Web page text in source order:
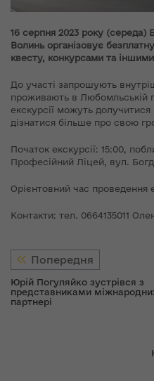
16 серпня 2023 року (середа)
Волинь організовує
квесту, конкурсами та
До участі запрошують
проживають в Любомльській
екскурсії можуть долучитися
дізнатися більше про свою
Початок екскурсії: 15:00,
Професійний Ліцей, вул.
Орієнтовний час проведення
Контакти: тел. 0664135011
Попередня
Юрій Погуляйко зустрівся з
представниками
партнері